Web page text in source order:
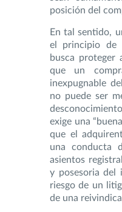
posición del
En tal sentido,
el principio de
busca proteger
que un
inexpugnable
no puede ser
exige una
que el
una conducta
asientos
y posesoria del
riesgo de un
de una